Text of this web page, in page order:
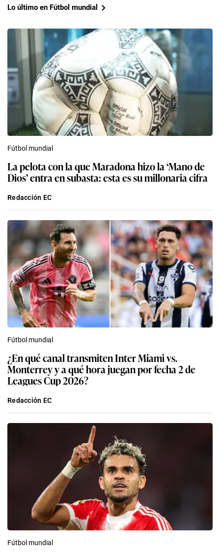
Lo último en Fútbol mundial
Fútbol mundial
La pelota con la que Maradona hizo la ‘Mano de
Dios’ entra en subasta: esta es su millonaria cifra
Redacción EC
Fútbol mundial
¿En qué canal transmiten Inter Miami vs.
Monterrey y a qué hora juegan por fecha 2 de
Leagues Cup 2026?
Redacción EC
Fútbol mundial